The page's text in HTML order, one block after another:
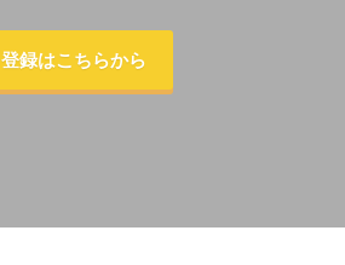
登録はこちらから